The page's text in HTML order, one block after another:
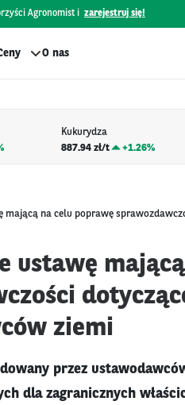
Agronomist i zarejestruj się!
O nas
Kukurydza
887.94 zł/t
+1.26%
na celu poprawę
ustawę
ziemi
przez
dla zagranicznych